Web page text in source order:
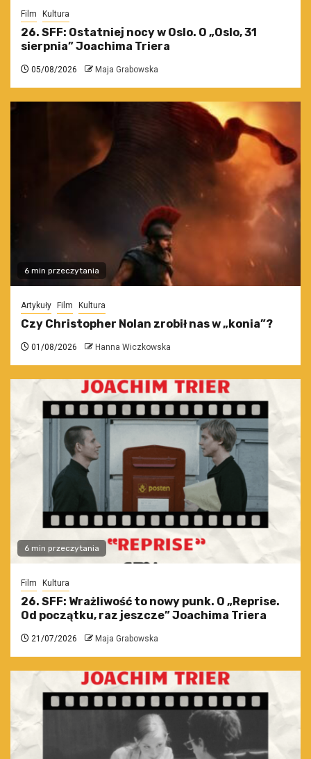
Film Kultura
26. SFF: Ostatniej nocy w Oslo. O „Oslo, 31
sierpnia” Joachima Triera
05/08/2026 Maja Grabowska
6 min przeczytania
Artykuły Film Kultura
Czy Christopher Nolan zrobił nas w „konia”?
01/08/2026 Hanna Wiczkowska
6 min przeczytania
Film Kultura
26. SFF: Wrażliwość to nowy punk. O „Reprise.
Od początku, raz jeszcze” Joachima Triera
21/07/2026 Maja Grabowska